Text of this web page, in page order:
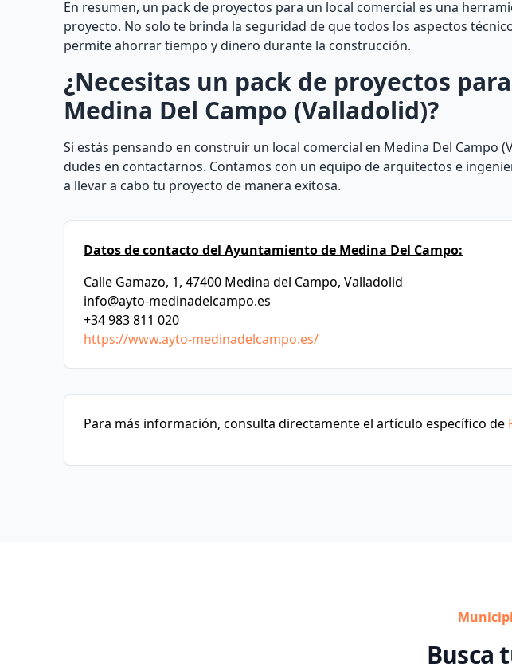
En resumen, un pack de proyectos para un local comercial es una
proyecto. No solo te brinda la seguridad de que todos los aspectos
permite ahorrar tiempo y dinero durante la construcción.
¿Necesitas un pack de proyectos
Medina Del Campo (Valladolid)?
Si estás pensando en construir un local comercial en Medina Del Campo
dudes en contactarnos. Contamos con un equipo de arquitectos e
a llevar a cabo tu proyecto de manera exitosa.
Datos de contacto del Ayuntamiento de Medina Del Campo:
Calle Gamazo, 1, 47400 Medina del Campo, Valladolid
info@ayto-medinadelcampo.es
+34 983 811 020
https://www.ayto-medinadelcampo.es/
Para más información, consulta directamente el artículo específico de
Busca